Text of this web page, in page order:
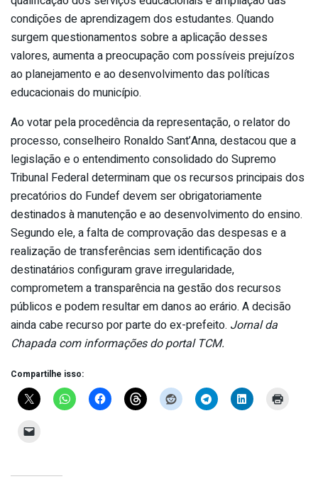
condições de aprendizagem dos estudantes. Quando
surgem questionamentos sobre a aplicação desses
valores, aumenta a preocupação com possíveis prejuízos
ao planejamento e ao desenvolvimento das políticas
educacionais do município.
Ao votar pela procedência da representação, o relator do
processo, conselheiro Ronaldo Sant’Anna, destacou que a
legislação e o entendimento consolidado do Supremo
Tribunal Federal determinam que os recursos principais dos
precatórios do Fundef devem ser obrigatoriamente
destinados à manutenção e ao desenvolvimento do ensino.
Segundo ele, a falta de comprovação das despesas e a
realização de transferências sem identificação dos
destinatários configuram grave irregularidade,
comprometem a transparência na gestão dos recursos
públicos e podem resultar em danos ao erário. A decisão
ainda cabe recurso por parte do ex-prefeito. Jornal da
Chapada com informações do portal TCM.
Compartilhe isso: